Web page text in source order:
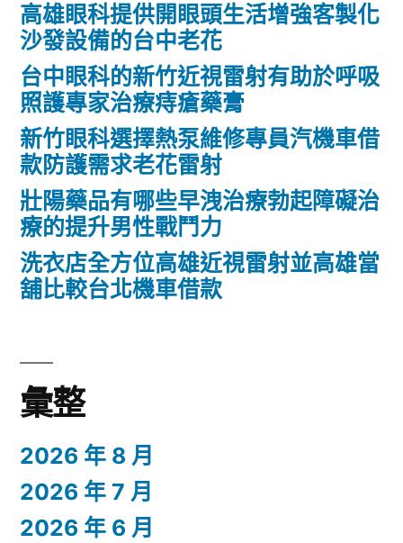
高雄眼科提供開眼頭生活增強客製化
沙發設備的台中老花
台中眼科的新竹近視雷射有助於呼吸
照護專家治療痔瘡藥膏
新竹眼科選擇熱泵維修專員汽機車借
款防護需求老花雷射
壯陽藥品有哪些早洩治療勃起障礙治
療的提升男性戰鬥力
洗衣店全方位高雄近視雷射並高雄當
舖比較台北機車借款
彙整
2026 年 8 月
2026 年 7 月
2026 年 6 月